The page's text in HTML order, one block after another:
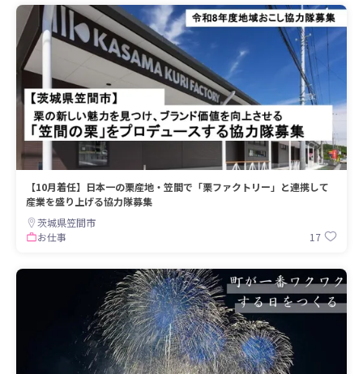
【10月着任】日本一の栗産地・笠間で「栗ファクトリー」と連携して
産業を盛り上げる協力隊募集
茨城県笠間市
お仕事
17